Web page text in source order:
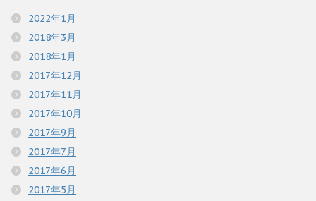
2022年1月
2018年3月
2018年1月
2017年12月
2017年11月
2017年10月
2017年9月
2017年7月
2017年6月
2017年5月